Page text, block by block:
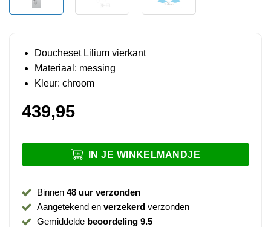
Doucheset Lilium vierkant
Materiaal: messing
Kleur: chroom
439,95
IN JE WINKELMANDJE
Binnen 48 uur verzonden
Aangetekend en verzekerdverzonden
Gemiddelde beoordeling 9.5